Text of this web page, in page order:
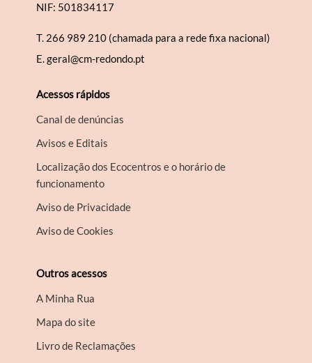
NIF: 501834117
T. 266 989 210 (chamada para a rede fixa nacional)
E.geral@cm-redondo.pt
Acessos rápidos
Canal de denúncias
Avisos e Editais
Localização dos Ecocentros e o horário de
funcionamento
Aviso de Privacidade
Aviso de Cookies
Outros acessos
A Minha Rua
Mapa do site
Livro de Reclamações